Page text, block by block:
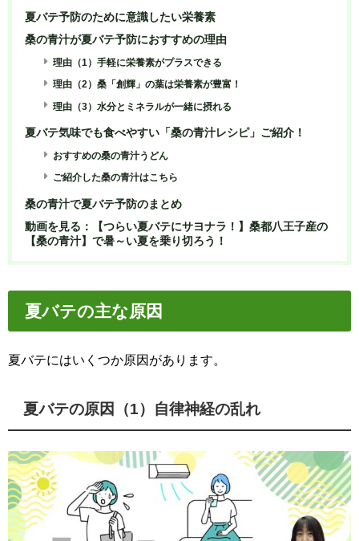
夏バテ予防のために意識したい栄養素
桑の青汁が夏バテ予防におすすめの理由
理由（1）手軽に栄養素がプラスできる
理由（2）桑「創輝」の葉は栄養素が豊富！
理由（3）水分とミネラルが一緒に摂れる
夏バテ気味でも食べやすい「桑の青汁レシピ」ご紹介！
おすすめの桑の青汁うどん
ご紹介した桑の青汁はこちら
桑の青汁で夏バテ予防のまとめ
動画を見る：【つらい夏バテにサヨナラ！】桑都八王子産の
【桑の青汁】で暑～い夏を乗り切ろう！
夏バテの主な原因
夏バテにはいくつか原因があります。
夏バテの原因（1）自律神経の乱れ